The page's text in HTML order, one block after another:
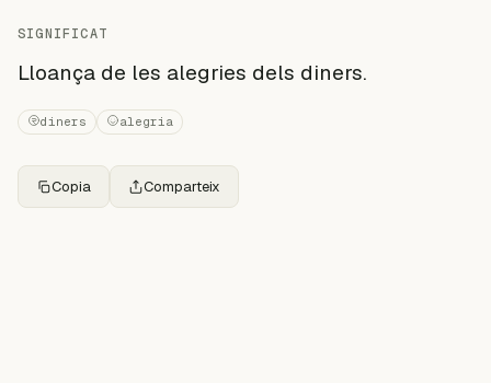
SIGNIFICAT
Lloança de les alegries dels diners.
diners alegria
Copia Comparteix